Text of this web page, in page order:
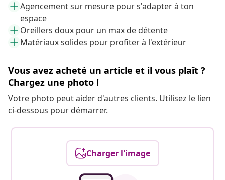
Agencement sur mesure pour s'adapter à ton
espace
Oreillers doux pour un max de détente
Matériaux solides pour profiter à l'extérieur
Vous avez acheté un article et il vous plaît ?
Chargez une photo !
Votre photo peut aider d'autres clients. Utilisez le lien
ci-dessous pour démarrer.
Charger l'image